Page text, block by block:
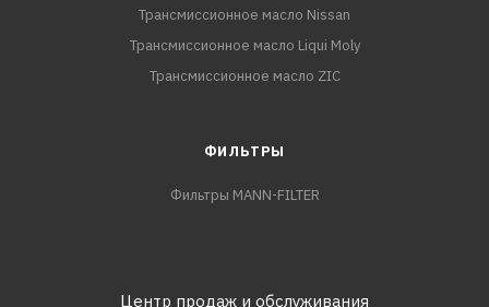
Трансмиссионное масло Nissan
Трансмиссионное масло Liqui Moly
Трансмиссионное масло ZIC
ФИЛЬТРЫ
Фильтры MANN-FILTER
Центр продаж и обслуживания